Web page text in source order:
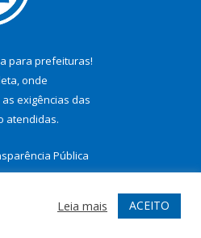
para prefeituras!
onde
exigências das
atendidas.
Pública
Leia mais ACEITO